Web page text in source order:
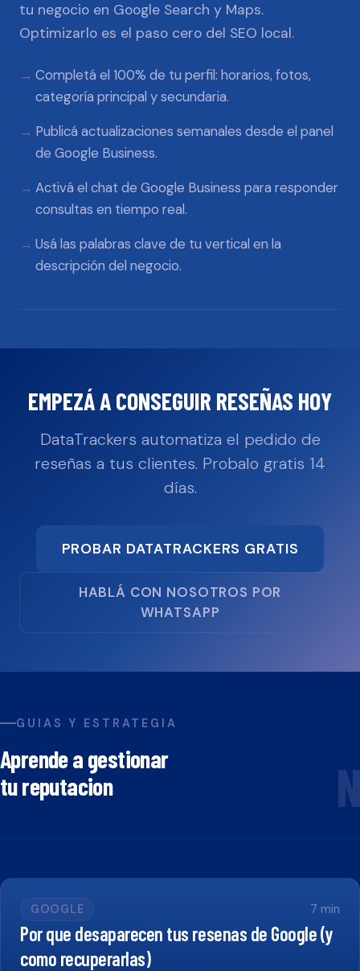
tu negocio en Google Search y Maps.
Optimizarlo es el paso cero del SEO local.
Completá el 100% de tu perfil: horarios, fotos,
categoría principal y secundaria.
Publicá actualizaciones semanales desde el panel
de Google Business.
Activá el chat de Google Business para responder
consultas en tiempo real.
Usá las palabras clave de tu vertical en la
descripción del negocio.
EMPEZÁ A CONSEGUIR RESEÑAS HOY
DataTrackers automatiza el pedido de
reseñas a tus clientes. Probalo gratis 14
días.
PROBAR DATATRACKERS GRATIS
HABLÁ CON NOSOTROS POR
WHATSAPP
GUIAS Y ESTRATEGIA
Aprende a gestionar
tu reputacion
N
GOOGLE 7 min
Por que desaparecen tus resenas de Google (y
como recuperarlas)